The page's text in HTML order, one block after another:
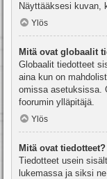
Näyttääksesi kuvan,
Ylös
Mitä ovat globaalit
Globaalit tiedotteet
aina kun on
omissa asetuksissa.
foorumin ylläpitäjä.
Ylös
Mitä ovat tiedotteet?
Tiedotteet usein
lukemassa ja siksi